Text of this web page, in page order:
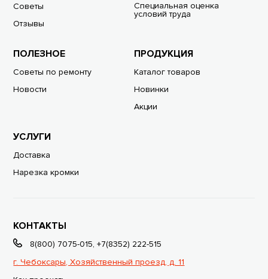
Советы
Отзывы
Специальная оценка
условий труда
ПОЛЕЗНОЕ
Советы по ремонту
Новости
ПРОДУКЦИЯ
Каталог товаров
Новинки
Акции
УСЛУГИ
Доставка
Нарезка кромки
КОНТАКТЫ
8(800) 7075-015,+7(8352) 222-515
г. Чебоксары, Хозяйственный проезд, д. 11